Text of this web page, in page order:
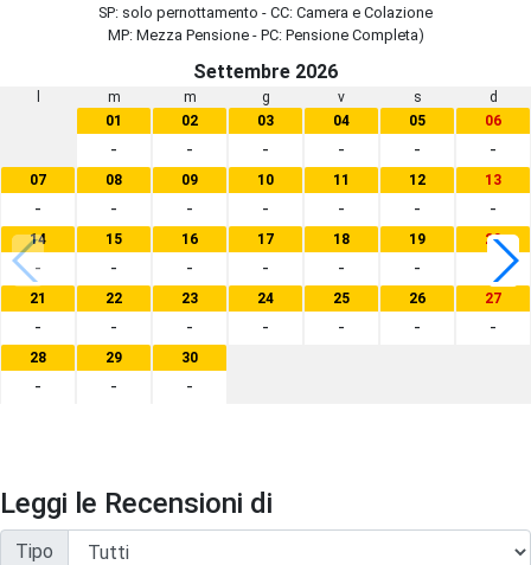
SP: solo pernottamento - CC: Camera e Colazione
MP: Mezza Pensione - PC: Pensione Completa)
Settembre 2026
m m g v s
d
01
-
02
-
03
-
04
-
05
-
06
-
07
-
08
-
09
-
10
-
11
-
12
-
13
-
14
-
15
-
16
-
17
-
18
-
19
-
20
21
-
22
-
23
-
24
-
25
-
26
-
27
-
28
-
29
-
30
-
Leggi le Recensioni di
Tipo